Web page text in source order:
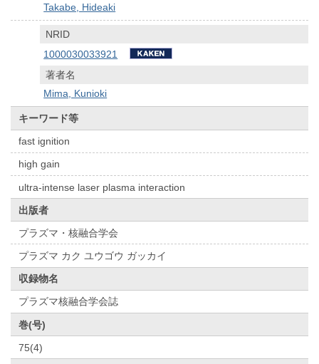
Takabe, Hideaki
NRID
1000030033921
著者名
Mima, Kunioki
キーワード等
fast ignition
high gain
ultra-intense laser plasma interaction
出版者
プラズマ・核融合学会
プラズマ カク ユウゴウ ガッカイ
収録物名
プラズマ核融合学会誌
巻(号)
75(4)